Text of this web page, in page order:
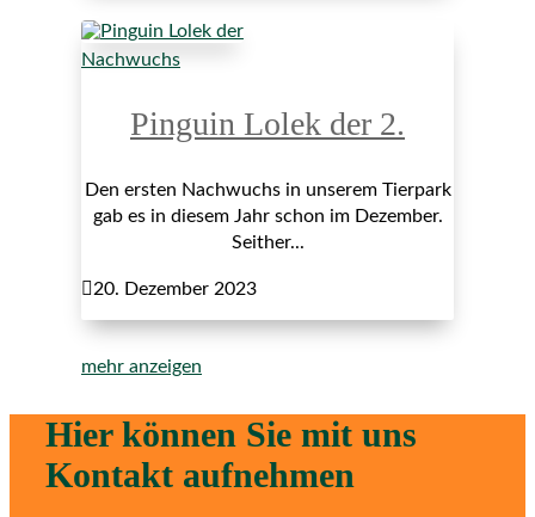
Nachwuchs
Pinguin Lolek der 2.
Den ersten Nachwuchs in unserem Tierpark
gab es in diesem Jahr schon im Dezember.
Seither...
20. Dezember 2023
mehr anzeigen
Hier können Sie mit uns
Kontakt aufnehmen